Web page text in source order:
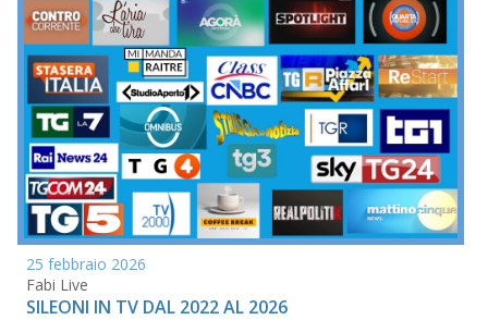
25 febbraio 2026
Fabi Live
SILEONI IN TV DAL 2022 AL 2026